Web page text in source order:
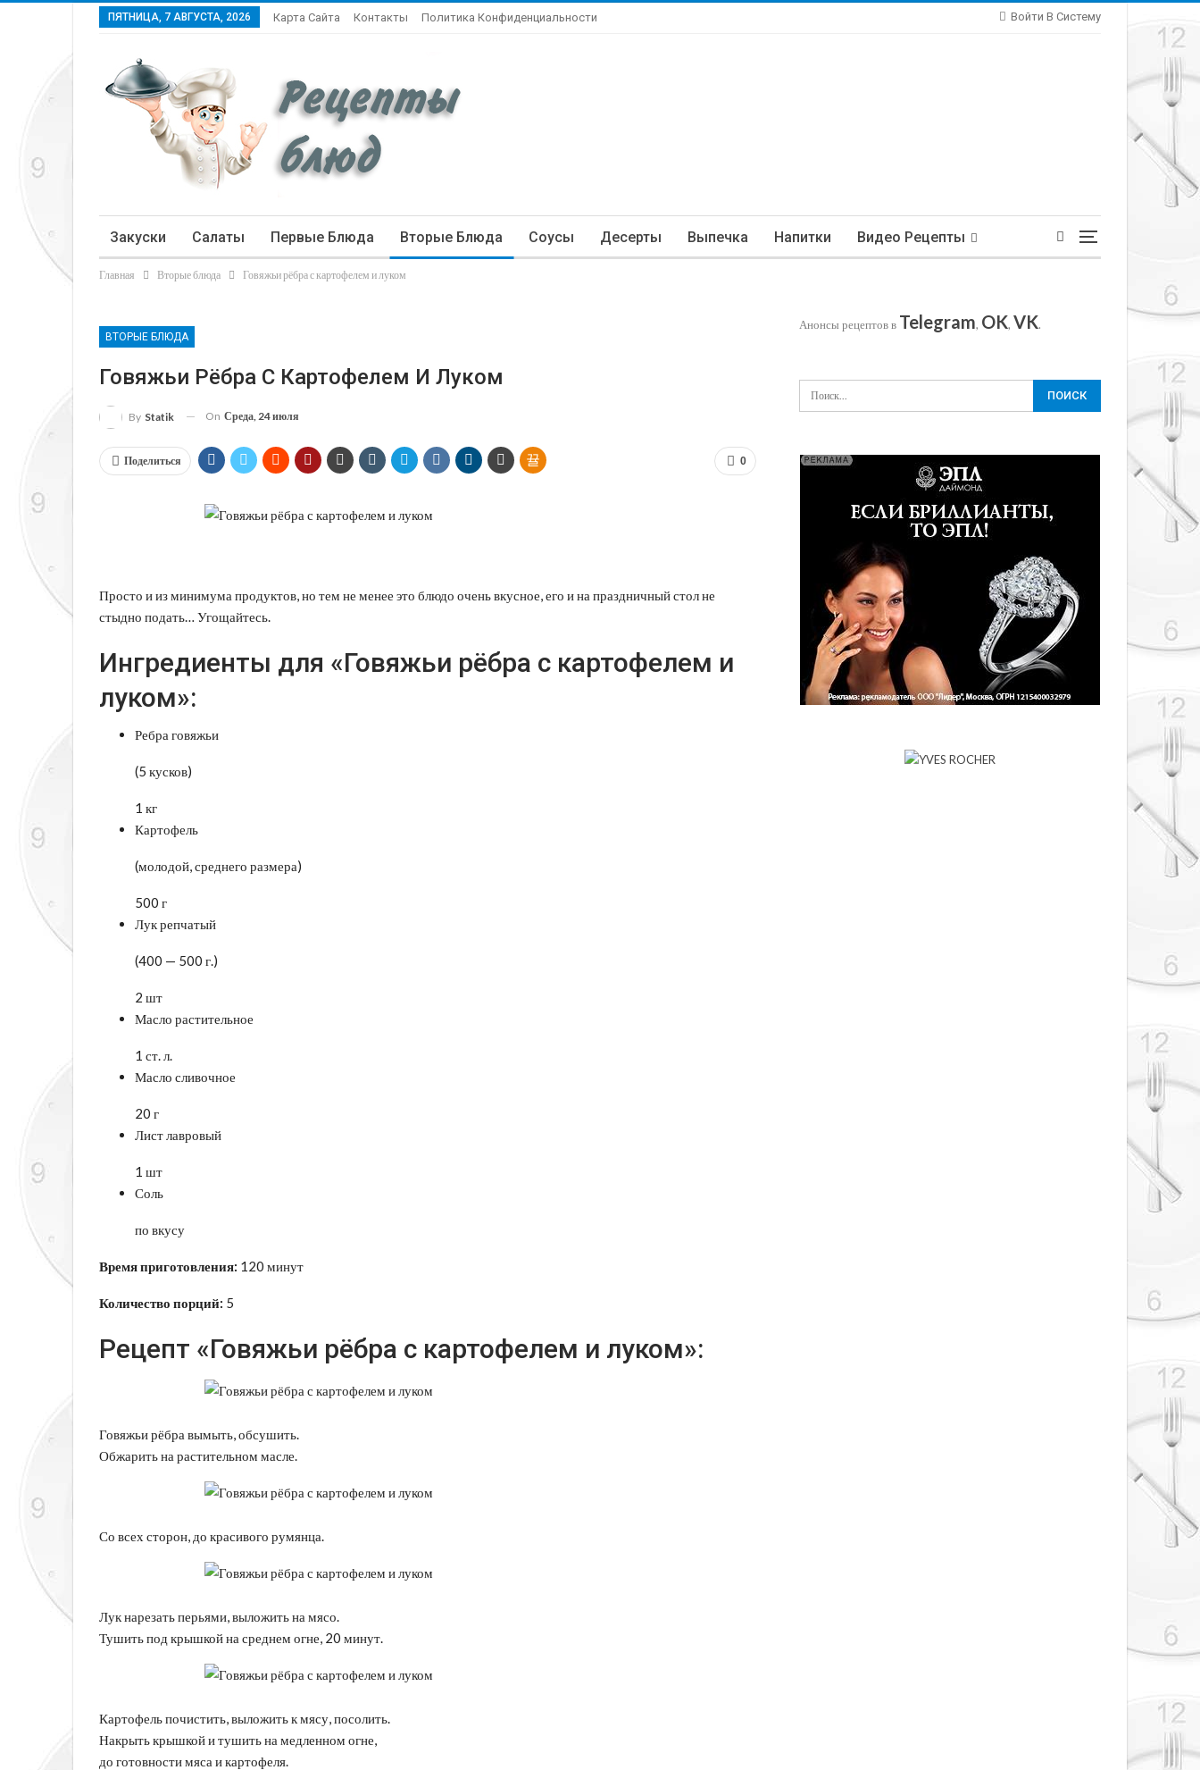
Войти В Систему
ПЯТНИЦА, 7 АВГУСТА, 2026 Карта Сайта Контакты Политика Конфиденциальности
Закуски Салаты Первые Блюда Вторые Блюда Соусы Десерты Выпечка Напитки Видео Рецепты
Статьи
Главная Вторые блюда Говяжьи рёбра с картофелем и луком
ВТОРЫЕ БЛЮДА
Говяжьи Рёбра С Картофелем И Луком
By Statik On Среда, 24 июля
0
Поделиться
Просто и из минимума продуктов, но тем не менее это блюдо очень вкусное, его и на праздничный стол не
стыдно подать… Угощайтесь.
Ингредиенты для «Говяжьи рёбра с картофелем и
луком»:
Ребра говяжьи
(5 кусков)
1 кг
Картофель
(молодой, среднего размера)
500 г
Лук репчатый
(400 — 500 г.)
2 шт
Масло растительное
1 ст. л.
Масло сливочное
20 г
Лист лавровый
1 шт
Соль
по вкусу
Время приготовления: 120 минут
Количество порций: 5
Рецепт «Говяжьи рёбра с картофелем и луком»:
Говяжьи рёбра вымыть, обсушить.
Обжарить на растительном масле.
Со всех сторон, до красивого румянца.
Лук нарезать перьями, выложить на мясо.
Тушить под крышкой на среднем огне, 20 минут.
Картофель почистить, выложить к мясу, посолить.
Накрыть крышкой и тушить на медленном огне,
до готовности мяса и картофеля.
Анонсы рецептов в Telegram, OK, VK.